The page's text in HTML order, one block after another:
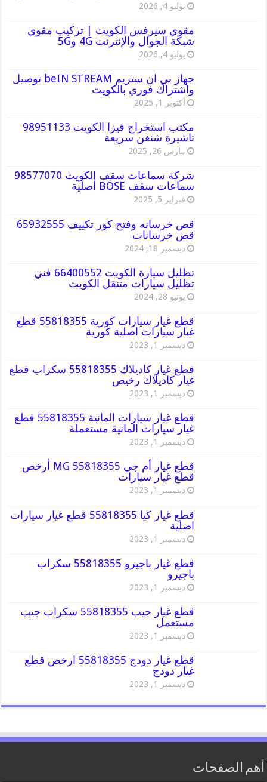
يوليو 4, 2026
مقوي سيرفس الكويت | تركيب مقوي
شبكة الجوال والإنترنت 4G و5G
يوليو 4, 2026
جهاز بي ان ستريم beIN STREAM توصيل
واشتراك فوري بالكويت
أكتوبر 1, 2025
مكتب استخراج فيزا الكويت 98951133
تاشيرة شنغن سريعة
مارس 26, 2025
شركة سماعات سقف الكويت 98577070
سماعات سقف BOSE أصلية
فبراير 5, 2025
قص خرسانه وفتح كور تكييف 65932555
قص خرسانات
ديسمبر 18, 2024
تظليل سيارة الكويت 66400552 فني
تظليل سيارات متنقل الكويت
يونيو 28, 2024
قطع غيار سيارات كورية 55818355 قطع
غيار سيارات اصلية كورية
ديسمبر 1, 2023
قطع غيار كاديلاك 55818355 سكراب قطع
غيار كاديلاك رخيص
ديسمبر 1, 2023
قطع غيار سيارات المانية 55818355 قطع
غيار سيارات المانية مستعملة
ديسمبر 1, 2023
قطع غيار أم جي MG 55818355 أرخص
قطع غيار سيارات
ديسمبر 1, 2023
قطع غيار كيا 55818355 قطع غيار سيارات
اصلية
ديسمبر 1, 2023
قطع غيار باجيرو 55818355 سكراب
باجيرو
ديسمبر 1, 2023
قطع غيار جيب 55818355 سكراب جيب
مستعمل
ديسمبر 1, 2023
قطع غيار دودج 55818355 ارخص قطع
غيار دودج
ديسمبر 1, 2023
أهم الصفحات